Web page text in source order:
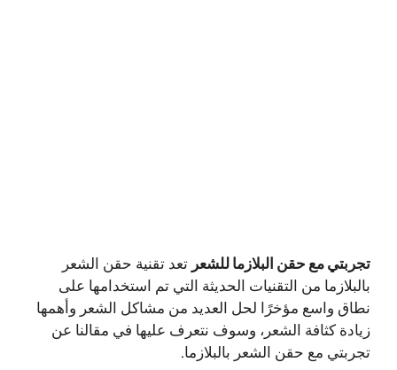
تجربتي مع حقن البلازما للشعر تعد تقنية حقن الشعر
بالبلازما من التقنيات الحديثة التي تم استخدامها على
نطاق واسع مؤخرًا لحل العديد من مشاكل الشعر وأهمها
زيادة كثافة الشعر، وسوف نتعرف عليها في مقالنا عن
تجربتي مع حقن الشعر بالبلازما.